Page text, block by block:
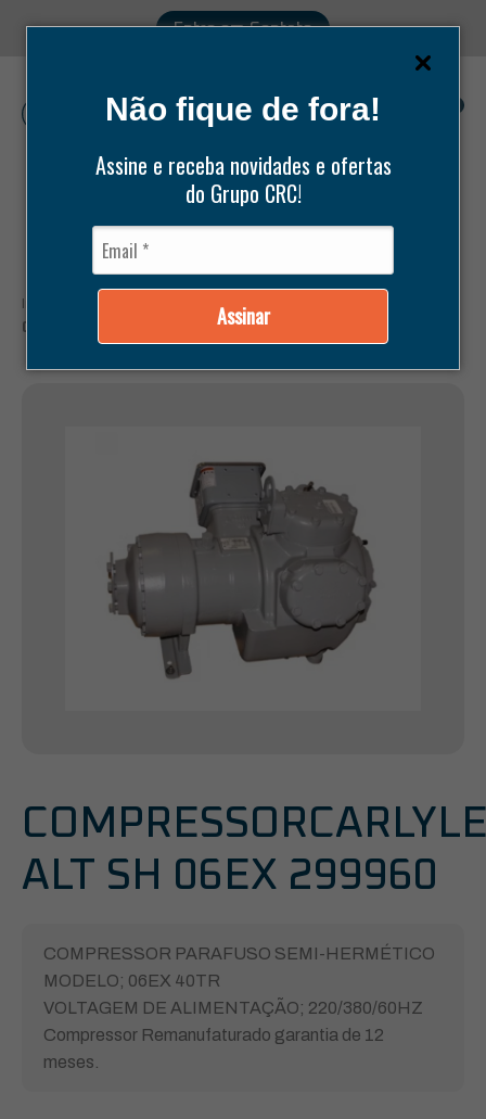
Não fique de fora!
Assine e receba novidades e ofertas
do Grupo CRC!
Assinar
Entre em Contato
Compressores /
COMPRESSORCARLYLE ALT SH 06EX 299960
ALT SH 06EX 299960
COMPRESSOR PARAFUSO SEMI-HERMÉTICO
MODELO; 06EX 40TR
VOLTAGEM DE ALIMENTAÇÃO; 220/380/60HZ
Compressor Remanufaturado garantia de 12
meses.